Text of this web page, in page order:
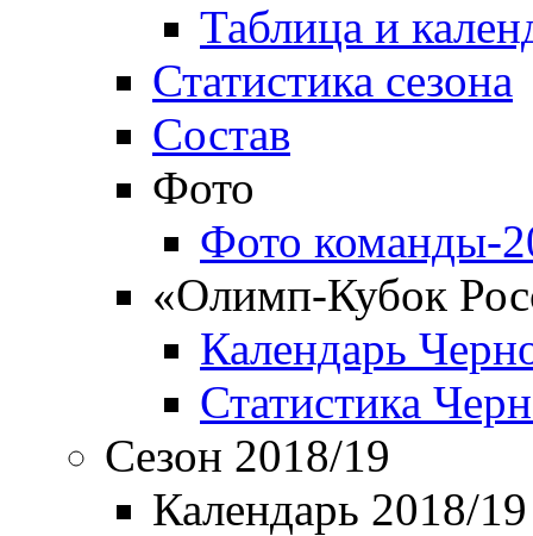
Таблица и
Статистика сезона
Состав
Фото
Фото команды-
«Олимп-Кубок
Календарь
Статистика
Сезон 2018/19
Календарь 2018/19